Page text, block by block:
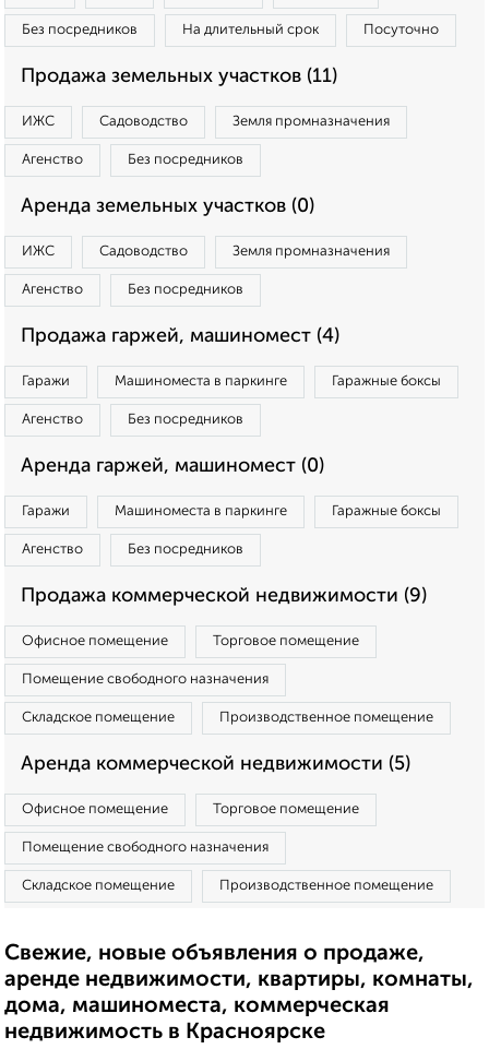
Без посредников На длительный срок Посуточно
Продажа земельных участков (11)
ИЖС Садоводство Земля промназначения
Агенство Без посредников
Аренда земельных участков (0)
ИЖС Садоводство Земля промназначения
Агенство Без посредников
Продажа гаржей, машиномест (4)
Гаражи Машиноместа в паркинге Гаражные боксы
Агенство Без посредников
Аренда гаржей, машиномест (0)
Гаражи Машиноместа в паркинге Гаражные боксы
Агенство Без посредников
Продажа коммерческой недвижимости (9)
Офисное помещение Торговое помещение
Помещение свободного назначения
Складское помещение Производственное помещение
Аренда коммерческой недвижимости (5)
Офисное помещение Торговое помещение
Помещение свободного назначения
Складское помещение Производственное помещение
Свежие, новые объявления о продаже,
аренде недвижимости, квартиры, комнаты,
дома, машиноместа, коммерческая
недвижимость в Красноярске